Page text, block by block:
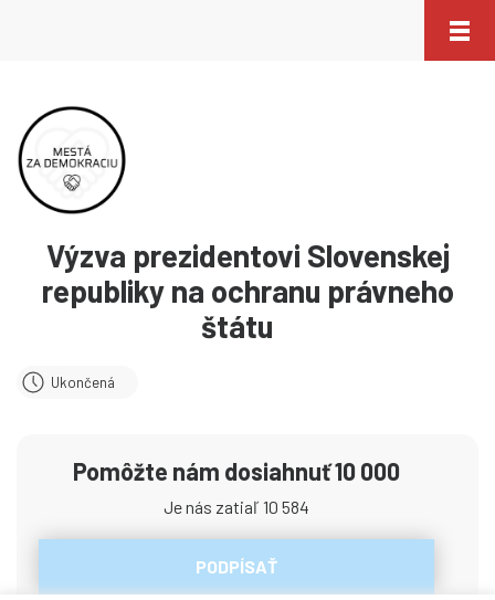
Výzva prezidentovi Slovenskej
republiky na ochranu právneho
štátu
Ukončená
Pomôžte nám dosiahnuť 10 000
Je nás zatiaľ 10 584
PODPÍSAŤ